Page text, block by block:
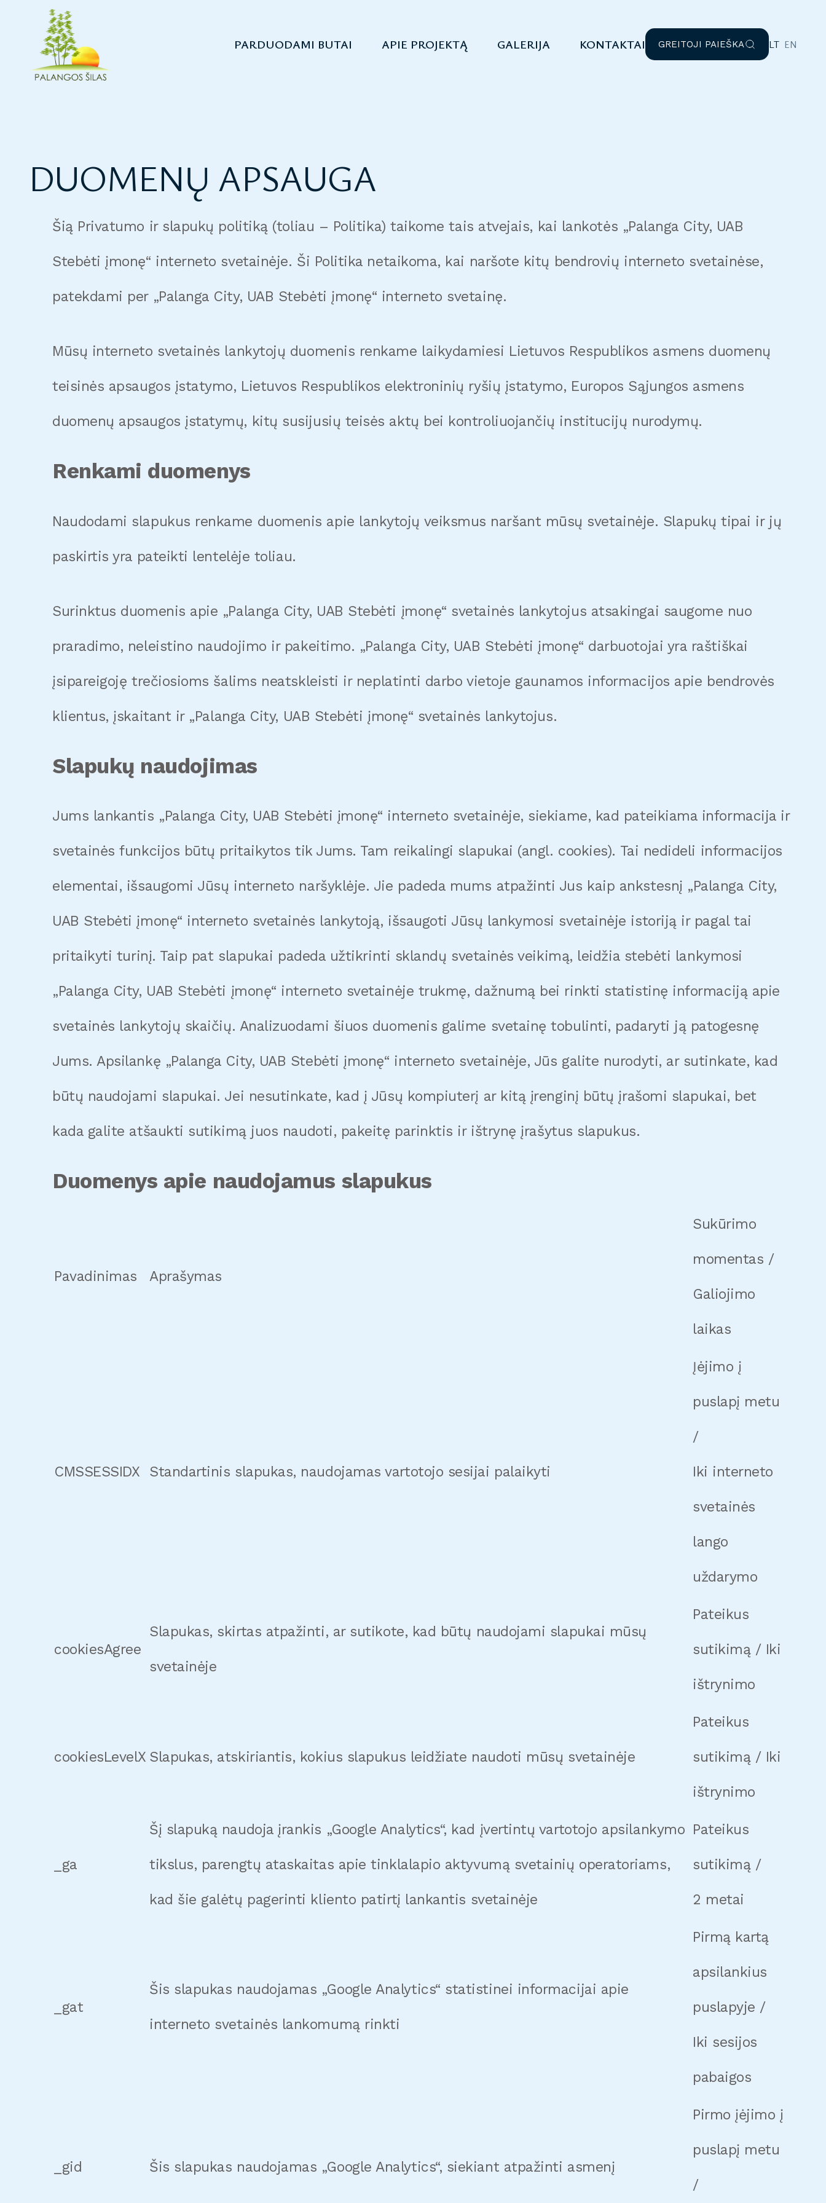
PARDUODAMI BUTAI APIE PROJEKTĄ GALERIJA KONTAKTAI GREITOJI PAIEŠKA LT EN
DUOMENŲ APSAUGA
Šią Privatumo ir slapukų politiką (toliau – Politika) taikome tais atvejais, kai lankotės „Palanga City, UAB
Stebėti įmonę“ interneto svetainėje. Ši Politika netaikoma, kai naršote kitų bendrovių interneto svetainėse,
patekdami per „Palanga City, UAB Stebėti įmonę“ interneto svetainę.
Mūsų interneto svetainės lankytojų duomenis renkame laikydamiesi Lietuvos Respublikos asmens duomenų
teisinės apsaugos įstatymo, Lietuvos Respublikos elektroninių ryšių įstatymo, Europos Sąjungos asmens
duomenų apsaugos įstatymų, kitų susijusių teisės aktų bei kontroliuojančių institucijų nurodymų.
Renkami duomenys
Naudodami slapukus renkame duomenis apie lankytojų veiksmus naršant mūsų svetainėje. Slapukų tipai ir jų
paskirtis yra pateikti lentelėje toliau.
Surinktus duomenis apie „Palanga City, UAB Stebėti įmonę“ svetainės lankytojus atsakingai saugome nuo
praradimo, neleistino naudojimo ir pakeitimo. „Palanga City, UAB Stebėti įmonę“ darbuotojai yra raštiškai
įsipareigoję trečiosioms šalims neatskleisti ir neplatinti darbo vietoje gaunamos informacijos apie bendrovės
klientus, įskaitant ir „Palanga City, UAB Stebėti įmonę“ svetainės lankytojus.
Slapukų naudojimas
Jums lankantis „Palanga City, UAB Stebėti įmonę“ interneto svetainėje, siekiame, kad pateikiama informacija ir
svetainės funkcijos būtų pritaikytos tik Jums. Tam reikalingi slapukai (angl. cookies). Tai nedideli informacijos
elementai, išsaugomi Jūsų interneto naršyklėje. Jie padeda mums atpažinti Jus kaip ankstesnį „Palanga City,
UAB Stebėti įmonę“ interneto svetainės lankytoją, išsaugoti Jūsų lankymosi svetainėje istoriją ir pagal tai
pritaikyti turinį. Taip pat slapukai padeda užtikrinti sklandų svetainės veikimą, leidžia stebėti lankymosi
„Palanga City, UAB Stebėti įmonę“ interneto svetainėje trukmę, dažnumą bei rinkti statistinę informaciją apie
svetainės lankytojų skaičių. Analizuodami šiuos duomenis galime svetainę tobulinti, padaryti ją patogesnę
Jums. Apsilankę „Palanga City, UAB Stebėti įmonę“ interneto svetainėje, Jūs galite nurodyti, ar sutinkate, kad
būtų naudojami slapukai. Jei nesutinkate, kad į Jūsų kompiuterį ar kitą įrenginį būtų įrašomi slapukai, bet
kada galite atšaukti sutikimą juos naudoti, pakeitę parinktis ir ištrynę įrašytus slapukus.
Duomenys apie naudojamus slapukus
Pavadinimas Aprašymas
Sukūrimo
momentas /
Galiojimo
laikas
CMSSESSIDX Standartinis slapukas, naudojamas vartotojo sesijai palaikyti
Įėjimo į
puslapį metu
/
Iki interneto
svetainės
lango
uždarymo
cookiesAgree
Slapukas, skirtas atpažinti, ar sutikote, kad būtų naudojami slapukai mūsų
svetainėje
Pateikus
sutikimą / Iki
ištrynimo
cookiesLevelX Slapukas, atskiriantis, kokius slapukus leidžiate naudoti mūsų svetainėje
Pateikus
sutikimą / Iki
ištrynimo
_ga
Šį slapuką naudoja įrankis „Google Analytics“, kad įvertintų vartotojo apsilankymo
tikslus, parengtų ataskaitas apie tinklalapio aktyvumą svetainių operatoriams,
kad šie galėtų pagerinti kliento patirtį lankantis svetainėje
Pateikus
sutikimą /
2 metai
_gat
Šis slapukas naudojamas „Google Analytics“ statistinei informacijai apie
interneto svetainės lankomumą rinkti
Pirmą kartą
apsilankius
puslapyje /
Iki sesijos
pabaigos
_gid Šis slapukas naudojamas „Google Analytics“, siekiant atpažinti asmenį
Pirmo įėjimo į
puslapį metu
/